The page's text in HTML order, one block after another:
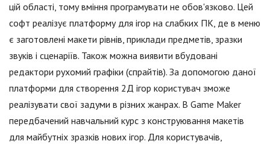
цій області, тому вміння програмувати не обов'язково. Цей
софт реалізує платформу для ігор на слабких ПК, де в меню
є заготовлені макети рівнів, приклади предметів, зразки
звуків і сценаріїв. Також можна виявити вбудовані
редактори рухомий графіки (спрайтів). За допомогою даної
платформи для створення 2Д ігор користувач зможе
реалізувати свої задуми в різних жанрах. В Game Maker
передбачений навчальний курс з конструювання макетів
для майбутніх зразків нових ігор. Для користувачів,